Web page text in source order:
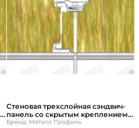
Стеновая трехслойная сэндвич-
панель со скрытым креплением
SECRET FIX
Бренд: Металл Профиль